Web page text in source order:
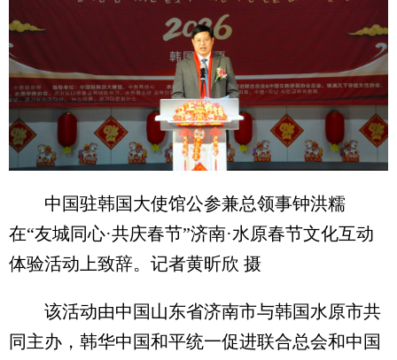
中国驻韩国大使馆公参兼总领事钟洪糯
在“友城同心·共庆春节”济南·水原春节文化互动
体验活动上致辞。记者黄昕欣 摄
该活动由中国山东省济南市与韩国水原市共
同主办，韩华中国和平统一促进联合总会和中国